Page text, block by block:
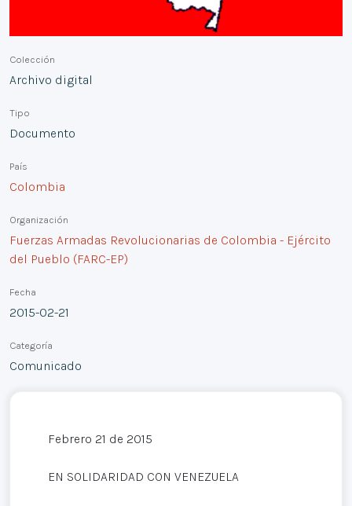
Colección
Archivo digital
Tipo
Documento
País
Colombia
Organización
Fuerzas Armadas Revolucionarias de Colombia - Ejército
del Pueblo (FARC-EP)
Fecha
2015-02-21
Categoría
Comunicado
Febrero 21 de 2015
EN SOLIDARIDAD CON VENEZUELA